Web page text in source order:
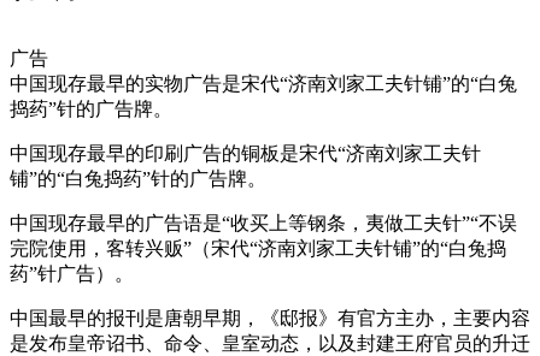
广告
中国现存最早的实物广告是宋代“济南刘家工夫针铺”的“白兔
捣药”针的广告牌。
中国现存最早的印刷广告的铜板是宋代“济南刘家工夫针
铺”的“白兔捣药”针的广告牌。
中国现存最早的广告语是“收买上等钢条，夷做工夫针”“不误
完院使用，客转兴贩”（宋代“济南刘家工夫针铺”的“白兔捣
药”针广告）。
中国最早的报刊是唐朝早期，《邸报》有官方主办，主要内容
是发布皇帝诏书、命令、皇室动态，以及封建王府官员的升迁